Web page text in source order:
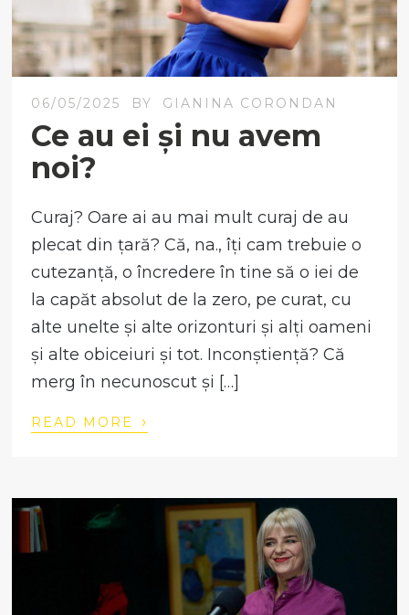
06/05/2025 BY GIANINA CORONDAN
Ce au ei și nu avem
noi?
Curaj? Oare ai au mai mult curaj de au
plecat din țară? Că, na., îți cam trebuie o
cutezanță, o încredere în tine să o iei de
la capăt absolut de la zero, pe curat, cu
alte unelte și alte orizonturi și alți oameni
și alte obiceiuri și tot. Inconștiență? Că
merg în necunoscut și […]
READ MORE ›